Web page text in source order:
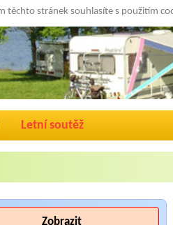
těchto stránek souhlasíte s použitím
Letní soutěž
Zobrazit